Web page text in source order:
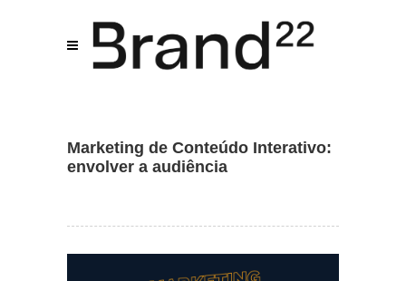
Marketing de Conteúdo Interativo:
envolver a audiência
B22
Assistente IA · Brand22